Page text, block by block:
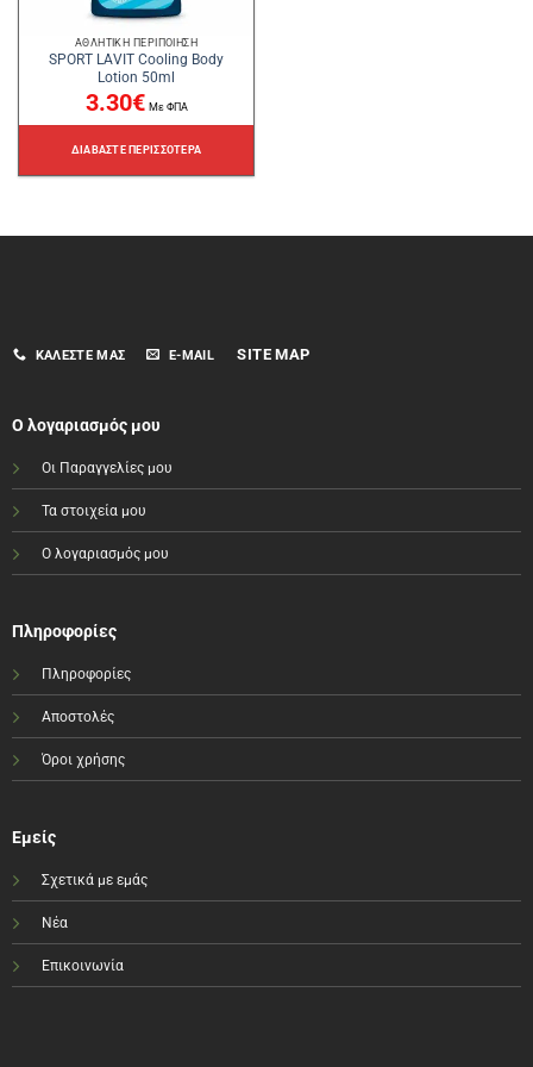
ΑΘΛΗΤΙΚΉ ΠΕΡΙΠΟΊΗΣΗ
SPORT LAVIT Cooling Body
Lotion 50ml
3.30€ Με ΦΠΑ
ΔΙΑΒΆΣΤΕ ΠΕΡΙΣΣΌΤΕΡΑ
ΚΑΛΈΣΤΕ ΜΑΣ E-MAIL SITE MAP
Ο λογαριασμός μου
Οι Παραγγελίες μου
Τα στοιχεία μου
Ο λογαριασμός μου
Πληροφορίες
Πληροφορίες
Αποστολές
Όροι χρήσης
Εμείς
Σχετικά με εμάς
Νέα
Επικοινωνία